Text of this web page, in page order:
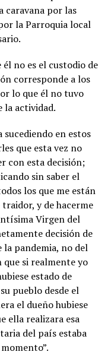
caravana por las
la Parroquia local
no es el custodio de
corresponde a los
lo que él no tuvo
la actividad.
en estos
que esta vez no
con esta decisión;
sin saber el
los que me están
y de hacerme
Virgen del
decisión de
pandemia, no del
que si realmente yo
estado de
pueblo desde el
el dueño hubiese
ella realizara esa
del país estaba